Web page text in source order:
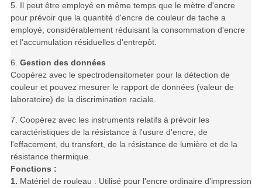
5. Il peut être employé en même temps que le mètre d'encre
pour prévoir que la quantité d'encre de couleur de tache a
employé, considérablement réduisant la consommation d'encre
et l'accumulation résiduelles d'entrepôt.
6. Gestion des données
Coopérez avec le spectrodensitometer pour la détection de
couleur et pouvez mesurer le rapport de données (valeur de
laboratoire) de la discrimination raciale.
7. Coopérez avec les instruments relatifs à prévoir les
caractéristiques de la résistance à l'usure d'encre, de
l'effacement, du transfert, de la résistance de lumière et de la
résistance thermique.
Fonctions :
1. Matériel de rouleau : Utilisé pour l'encre ordinaire d'impression